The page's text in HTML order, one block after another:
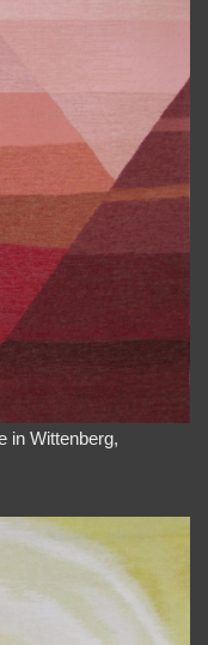
in Wittenberg,